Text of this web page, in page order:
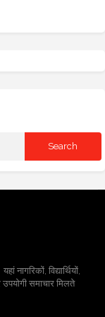
नागरिकों, विद्यार्थियों,
उपयोगी समाचार मिलते